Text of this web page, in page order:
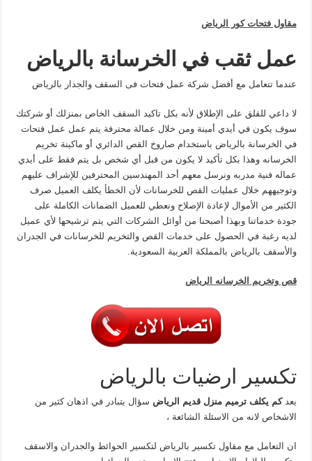
مقاول فتحات كور الرياض
عمل ثقب في الخرسانة بالرياض
عندما تتعامل مع أفضل شركة عمل فتحات فى السقف والجدار بالرياض
لا داعي للقلق على الإطلاق لأنه بكل تاكيد السقف الخاص بمنزلك أو شركتك
سوف يكون في أيدي أمينة ومن خلال عمالة محترفة يتم عمل عمل فتحات
في الخرسانة بالرياض باستخدام صاروخ القص الدائري أو ماكينة تخريم
الخرسانه وهذا بكل تأكيد لا يكون من قبل أي شخص بل يتم فقط على أيدي
عماله فنية مدربه ونرسل معهم أحد المهندسين المحترفين للإشراف عليهم
وتوجيههم خلال عمليات القص للخرسانات لأن الخطأ يكلف العميل صرف
الكثير من الأموال لإعادة الإصلاح ونعطي للعميل الضمانات الكاملة على
جودة خدماتنا وبهذا أصبحنا من أوائل الشركات التي يتم ترشيحها لأي عميل
لديه رغبة في الحصول على خدمات القص والتخريم للخرسانات في الجدران
والأسقف بالرياض بالمملكة العربية السعودية.
قص وتخريم الخرسانه الرياض
تكسير ارضيات بالرياض
يعدكم يكلف ترميم منزل قديم الرياض سؤال يتبادر في اذهان كثير من
الاشخاص لانه من الاسئلة الشائعة ،
ان التعامل مع مقاول تكسير بالرياض لتكسير الحوائط والجدران والاسقف